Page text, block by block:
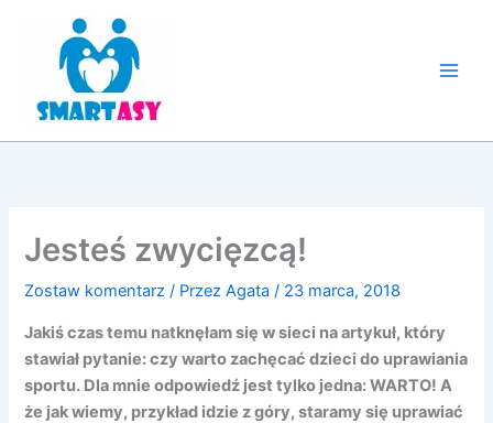
Jesteś zwycięzcą!
Zostaw komentarz / PrzezAgata/ 23 marca, 2018
Jakiś czas temu natknęłam się w sieci na artykuł, który
stawiał pytanie: czy warto zachęcać dzieci do uprawiania
sportu. Dla mnie odpowiedź jest tylko jedna: WARTO! A
że jak wiemy, przykład idzie z góry, staramy się uprawiać